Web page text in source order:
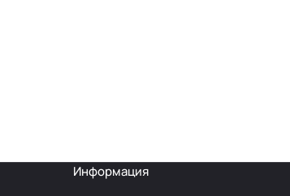
Информация